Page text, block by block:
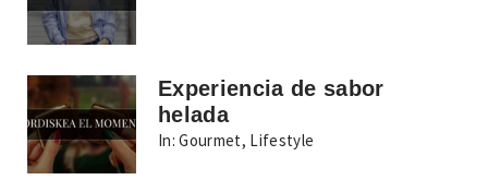
Experiencia de sabor
helada
In: Gourmet, Lifestyle